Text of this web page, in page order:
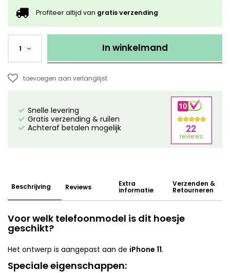
Profiteer altijd van gratis verzending
1 In winkelmand
toevoegen aan verlanglijst
Snelle levering
Gratis verzending & ruilen
Achteraf betalen mogelijk
Beschrijving Reviews Extra
informatie
Verzenden &
Retourneren
Voor welk telefoonmodel is dit hoesje
geschikt?
Het ontwerp is aangepast aan de iPhone 11.
Speciale eigenschappen: